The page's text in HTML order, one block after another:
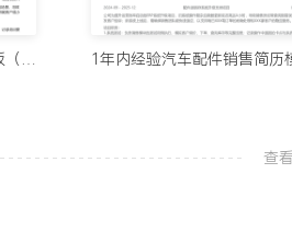
的配件销售指标，个人年销售额从XXX
协调，将配件整体周转率提升XXX天，库
查